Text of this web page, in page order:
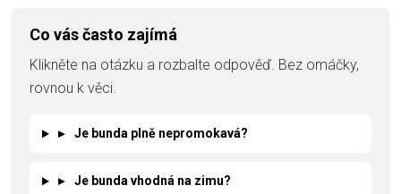
Co vás často zajímá
Klikněte na otázku a rozbalte odpověď. Bez omáčky,
rovnou k věci.
▸ Je bunda plně nepromokavá?
▸ Je bunda vhodná na zimu?